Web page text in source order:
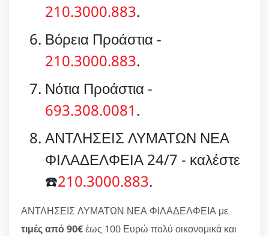
210.3000.883.
Βόρεια Προάστια -
210.3000.883.
Νότια Προάστια -
693.308.0081.
ΑΝΤΛΗΣΕΙΣ ΛΥΜΑΤΩΝ ΝΕΑ
ΦΙΛΑΔΕΛΦΕΙΑ 24/7 - καλέστε
☎️210.3000.883.
ΑΝΤΛΗΣΕΙΣ ΛΥΜΑΤΩΝ ΝΕΑ ΦΙΛΑΔΕΛΦΕΙΑ με
τιμές από 90€έως 100 Ευρώ πολύ οικονομικά και